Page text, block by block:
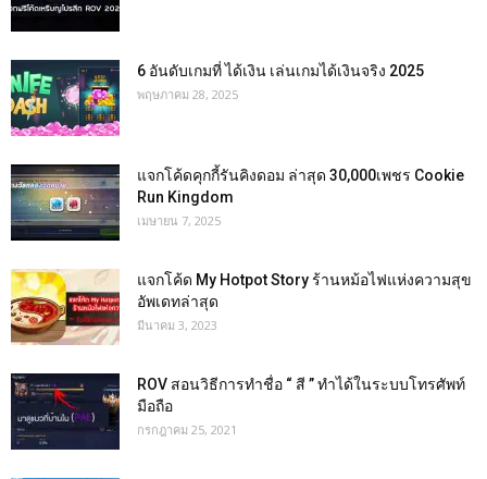
6 อันดับเกมที่ ได้เงิน เล่นเกมได้เงินจริง 2025
พฤษภาคม 28, 2025
แจกโค้ดคุกกี้รันคิงดอม ล่าสุด 30,000เพชร Cookie
Run Kingdom
เมษายน 7, 2025
แจกโค้ด My Hotpot Story ร้านหม้อไฟแห่งความสุข
อัพเดทล่าสุด
มีนาคม 3, 2023
ROV สอนวิธีการทำชื่อ “ สี ” ทำได้ในระบบโทรศัพท์
มือถือ
กรกฎาคม 25, 2021